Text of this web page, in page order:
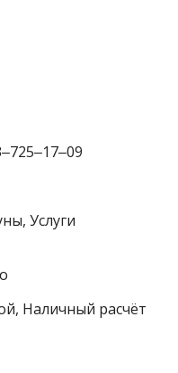
Услуги
Наличный расчёт